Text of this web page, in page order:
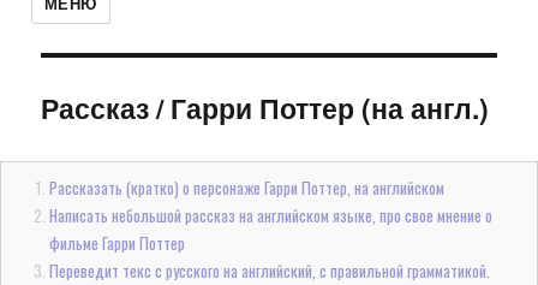
Рассказ/Гарри Поттер (на англ.)
Рассказать (кратко) о персонаже Гарри Поттер, на английском
Написать небольшой рассказ на английском языке, про свое мнение о
фильме Гарри Поттер
Переведит текс с русского на английский, с правильной грамматикой.